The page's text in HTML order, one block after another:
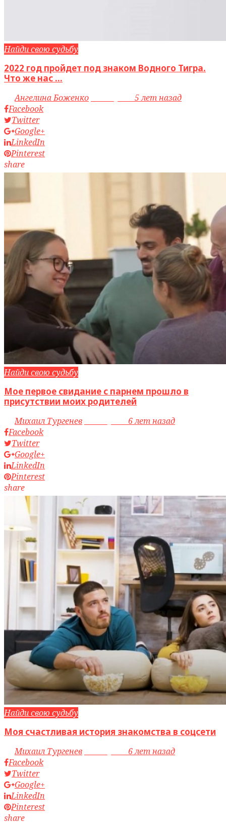
Найди свою судьбу
2022 год пройдет под знаком Водного Тигра.
Что же нас ...
byАнгелина Боженко
5 лет назад
Facebook
Twitter
Google+
LinkedIn
Pinterest
share
Найди свою судьбу
Мое первое свидание с парнем прошло в
присутствии моих родителей
byМихаил Тургенев
6 лет назад
Facebook
Twitter
Google+
LinkedIn
Pinterest
share
Найди свою судьбу
Моя счастливая история знакомства в соцсети
byМихаил Тургенев
6 лет назад
Facebook
Twitter
Google+
LinkedIn
Pinterest
share